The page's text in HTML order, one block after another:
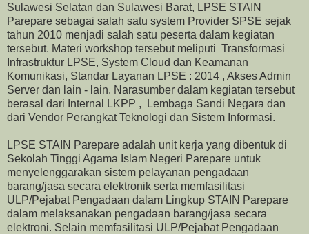
Sulawesi Selatan dan Sulawesi Barat, LPSE STAIN
Parepare sebagai salah satu system Provider SPSE sejak
tahun 2010 menjadi salah satu peserta dalam kegiatan
tersebut. Materi workshop tersebut meliputi Transformasi
Infrastruktur LPSE, System Cloud dan Keamanan
Komunikasi, Standar Layanan LPSE : 2014 , Akses Admin
Server dan lain - lain. Narasumber dalam kegiatan tersebut
berasal dari Internal LKPP , Lembaga Sandi Negara dan
dari Vendor Perangkat Teknologi dan Sistem Informasi.
LPSE STAIN Parepare adalah unit kerja yang dibentuk di
Sekolah Tinggi Agama Islam Negeri Parepare untuk
menyelenggarakan sistem pelayanan pengadaan
barang/jasa secara elektronik serta memfasilitasi
ULP/Pejabat Pengadaan dalam Lingkup STAIN Parepare
dalam melaksanakan pengadaan barang/jasa secara
elektroni. Selain memfasilitasi ULP/Pejabat Pengadaan